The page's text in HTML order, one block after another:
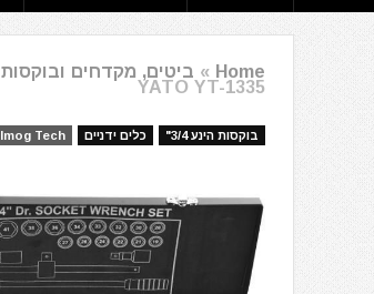
Home
» ביטים, מקדחים ובוקסות
YATO YT-1335
בוקסות הינע 3/4" כלים ידניים Tech